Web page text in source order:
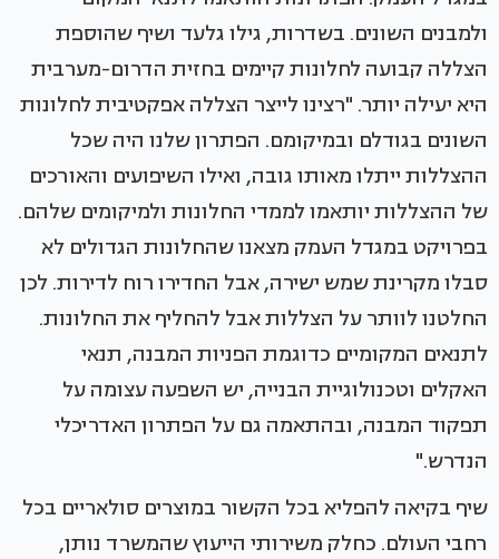
ולמבנים השונים. בשדרות, גילו גלעד ושיף שהוספת
הצללה קבועה לחלונות קיימים בחזית הדרום-מערבית
היא יעילה יותר. "רצינו לייצר הצללה אפקטיבית לחלונות
השונים בגודלם ובמיקומם. הפתרון שלנו היה שכל
ההצללות ייתלו מאותו גובה, ואילו השיפועים והאורכים
של ההצללות יותאמו לממדי החלונות ולמיקומים שלהם.
בפרויקט במגדל העמק מצאנו שהחלונות הגדולים לא
סבלו מקרינת שמש ישירה, אבל החדירו רוח לדירות. לכן
החלטנו לוותר על הצללות אבל להחליף את החלונות.
לתנאים המקומיים כדוגמת הפניות המבנה, תנאי
האקלים וטכנולוגיית הבנייה, יש השפעה עצומה על
תפקוד המבנה, ובהתאמה גם על הפתרון האדריכלי
הנדרש."
שיף בקיאה להפליא בכל הקשור במוצרים סולאריים בכל
רחבי העולם. כחלק משירותי הייעוץ שהמשרד נותן,